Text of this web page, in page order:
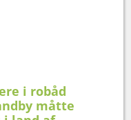
i robåd
måtte